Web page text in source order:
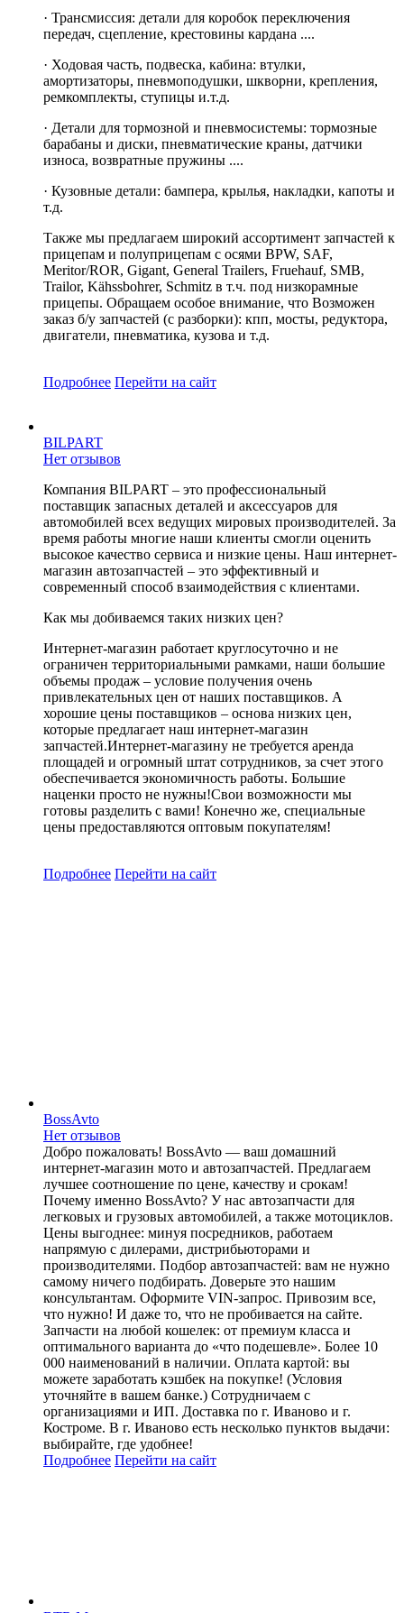
· Трансмиссия: детали для коробок переключения
передач, сцепление, крестовины кардана ....
· Ходовая часть, подвеска, кабина: втулки,
амортизаторы, пневмоподушки, шкворни, крепления,
ремкомплекты, ступицы и.т.д.
· Детали для тормозной и пневмосистемы: тормозные
барабаны и диски, пневматические краны, датчики
износа, возвратные пружины ....
· Кузовные детали: бампера, крылья, накладки, капоты и
т.д.
Также мы предлагаем широкий ассортимент запчастей к
прицепам и полуприцепам c осями BPW, SAF,
Meritor/ROR, Gigant, General Trailers, Fruehauf, SMB,
Trailor, Kähssbohrer, Schmitz в т.ч. под низкорамные
прицепы. Обращаем особое внимание, что Возможен
заказ б/у запчастей (с разборки): кпп, мосты, редуктора,
двигатели, пневматика, кузова и т.д.
Подробнее Перейти на сайт
BILPART
Нет отзывов
Компания BILPART – это профессиональный
поставщик запасных деталей и аксессуаров для
автомобилей всех ведущих мировых производителей. За
время работы многие наши клиенты смогли оценить
высокое качество сервиса и низкие цены. Наш интернет-
магазин автозапчастей – это эффективный и
современный способ взаимодействия с клиентами.
Как мы добиваемся таких низких цен?
Интернет-магазин работает круглосуточно и не
ограничен территориальными рамками, наши большие
объемы продаж – условие получения очень
привлекательных цен от наших поставщиков. А
хорошие цены поставщиков – основа низких цен,
которые предлагает наш интернет-магазин
запчастей.Интернет-магазину не требуется аренда
площадей и огромный штат сотрудников, за счет этого
обеспечивается экономичность работы. Большие
наценки просто не нужны!Свои возможности мы
готовы разделить с вами! Конечно же, специальные
цены предоставляются оптовым покупателям!
Подробнее Перейти на сайт
BossAvto
Нет отзывов
Добро пожаловать! BossAvto — ваш домашний
интернет-магазин мото и автозапчастей. Предлагаем
лучшее соотношение по цене, качеству и срокам!
Почему именно BossAvto? У нас автозапчасти для
легковых и грузовых автомобилей, а также мотоциклов.
Цены выгоднее: минуя посредников, работаем
напрямую с дилерами, дистрибьюторами и
производителями. Подбор автозапчастей: вам не нужно
самому ничего подбирать. Доверьте это нашим
консультантам. Оформите VIN-запрос. Привозим все,
что нужно! И даже то, что не пробивается на сайте.
Запчасти на любой кошелек: от премиум класса и
оптимального варианта до «что подешевле». Более 10
000 наименований в наличии. Оплата картой: вы
можете заработать кэшбек на покупке! (Условия
уточняйте в вашем банке.) Сотрудничаем с
организациями и ИП. Доставка по г. Иваново и г.
Костроме. В г. Иваново есть несколько пунктов выдачи:
выбирайте, где удобнее!
Подробнее Перейти на сайт